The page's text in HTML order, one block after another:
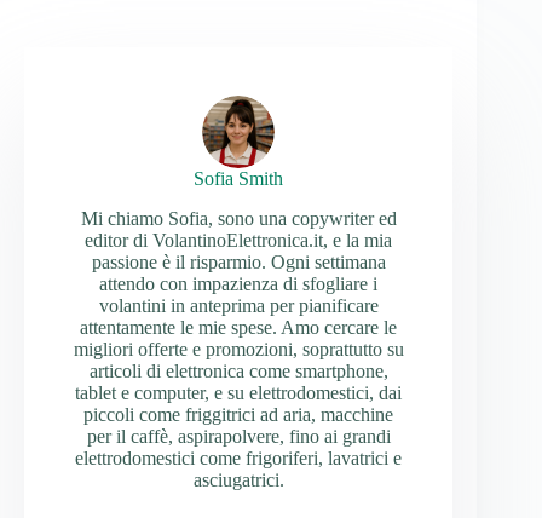
Sofia Smith
Mi chiamo Sofia, sono una copywriter ed
editor di VolantinoElettronica.it, e la mia
passione è il risparmio. Ogni settimana
attendo con impazienza di sfogliare i
volantini in anteprima per pianificare
attentamente le mie spese. Amo cercare le
migliori offerte e promozioni, soprattutto su
articoli di elettronica come smartphone,
tablet e computer, e su elettrodomestici, dai
piccoli come friggitrici ad aria, macchine
per il caffè, aspirapolvere, fino ai grandi
elettrodomestici come frigoriferi, lavatrici e
asciugatrici.